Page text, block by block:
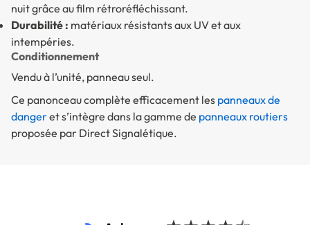
nuit grâce au film rétroréfléchissant.
Durabilité : matériaux résistants aux UV et aux
intempéries.
Conditionnement
Vendu à l’unité, panneau seul.
Ce panonceau complète efficacement les panneaux de
dangeret s’intègre dans la gamme de panneaux routiers
proposée par Direct Signalétique.